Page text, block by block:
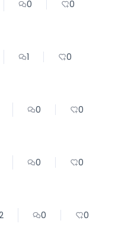
0 0
1 0
0 0
0 0
0 0